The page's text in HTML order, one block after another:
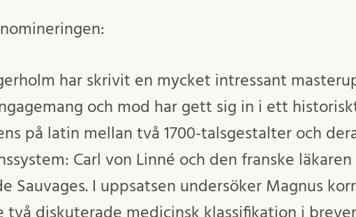
har skrivit en mycket intressant
och mod har gett sig in i ett
på latin mellan två 1700-talsgestalter och
Carl von Linné och den franske läkaren
Sauvages. I uppsatsen undersöker Magnus
två diskuterade medicinsk klassifikation i